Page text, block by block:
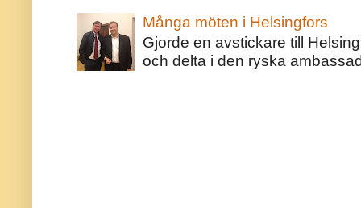
Många möten i Helsingfors
Gjorde en avstickare till
och delta i den ryska